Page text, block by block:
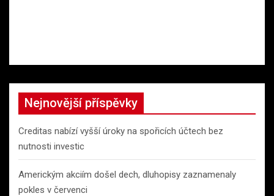
Nejnovější příspěvky
Creditas nabízí vyšší úroky na spořicích účtech bez
nutnosti investic
Americkým akciím došel dech, dluhopisy zaznamenaly
pokles v červenci